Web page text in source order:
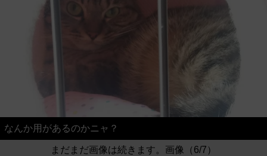
なんか用があるのかニャ？
まだまだ画像は続きます。画像（6/7）